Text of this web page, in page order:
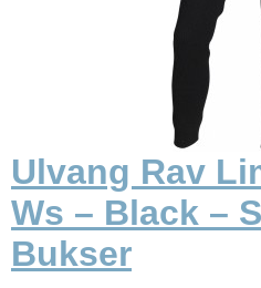
Ulvang Rav
Ws – Black –
Bukser